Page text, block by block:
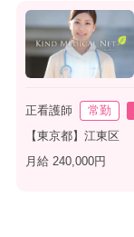
正看護師 常勤
【東京都】江東区
月給 240,000円